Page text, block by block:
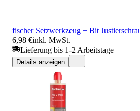
fischer Setzwerkzeug + Bit
6,98 €inkl. MwSt.
Lieferung bis 1-2 Arbeitstage
Details anzeigen